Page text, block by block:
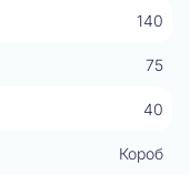
140
75
40
Короб